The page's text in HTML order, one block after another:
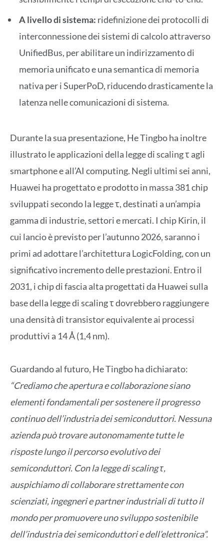
A livello di sistema: ridefinizione dei protocolli di
interconnessione dei sistemi di calcolo attraverso
UnifiedBus, per abilitare un indirizzamento di
memoria unificato e una semantica di memoria
nativa per i SuperPoD, riducendo drasticamente la
latenza nelle comunicazioni di sistema.
Durante la sua presentazione, He Tingbo ha inoltre
illustrato le applicazioni della legge di scaling τ agli
smartphone e all’AI computing. Negli ultimi sei anni,
Huawei ha progettato e prodotto in massa 381 chip
sviluppati secondo la legge τ, destinati a un’ampia
gamma di industrie, settori e mercati. I chip Kirin, il
cui lancio è previsto per l’autunno 2026, saranno i
primi ad adottare l’architettura LogicFolding, con un
significativo incremento delle prestazioni. Entro il
2031, i chip di fascia alta progettati da Huawei sulla
base della legge di scaling τ dovrebbero raggiungere
una densità di transistor equivalente ai processi
produttivi a 14 Å (1,4 nm).
Guardando al futuro, He Tingbo ha dichiarato:
“Crediamo che apertura e collaborazione siano
elementi fondamentali per sostenere il progresso
continuo dell’industria dei semiconduttori. Nessuna
azienda può trovare autonomamente tutte le
risposte lungo il percorso evolutivo dei
semiconduttori. Con la legge di scaling τ,
auspichiamo di collaborare strettamente con
scienziati, ingegneri e partner industriali di tutto il
mondo per promuovere uno sviluppo sostenibile
dell’industria dei semiconduttori e dell’elettronica”.